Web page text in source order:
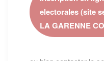
electorales (site
LA GARENNE